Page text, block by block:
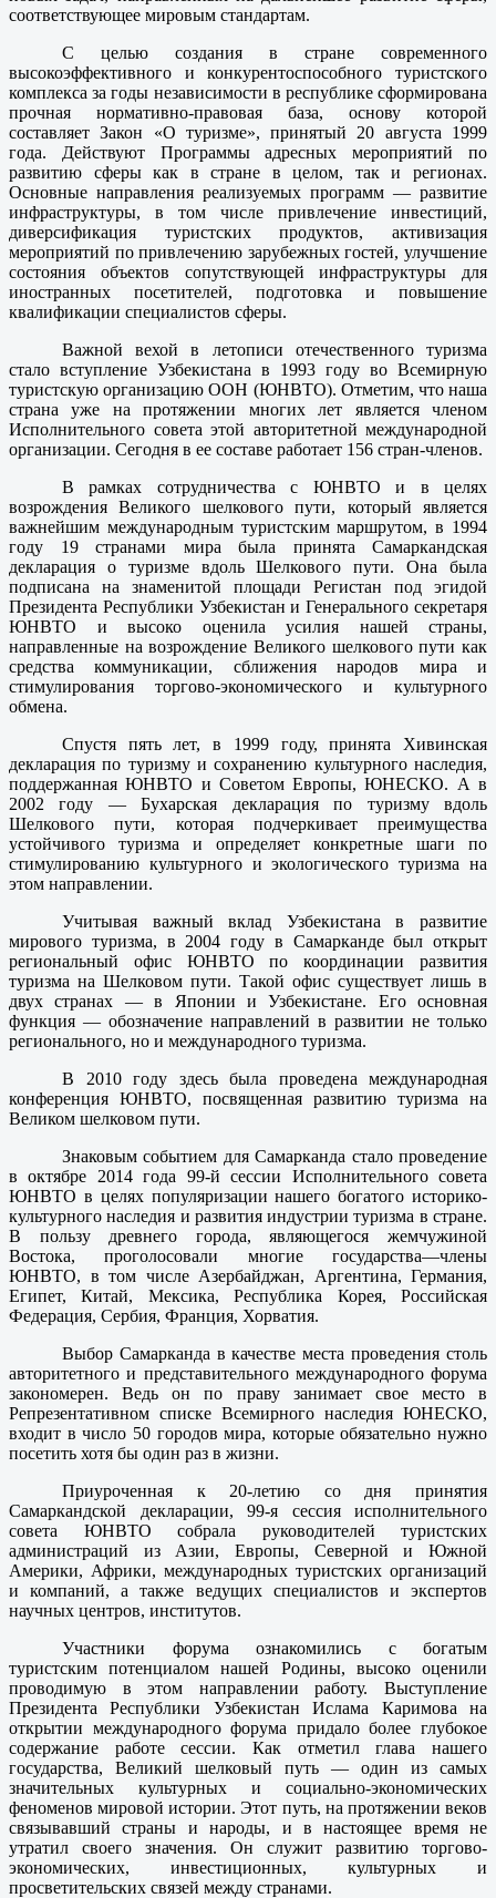
соответствующее мировым стандартам.
С целью создания в стране современного
высокоэффективного и конкурентоспособного туристского
комплекса за годы независимости в республике сформирована
прочная нормативно-правовая база, основу которой
составляет Закон «О туризме», принятый 20 августа 1999
года. Действуют Программы адресных мероприятий по
развитию сферы как в стране в целом, так и регионах.
Основные направления реализуемых программ — развитие
инфраструктуры, в том числе привлечение инвестиций,
диверсификация туристских продуктов, активизация
мероприятий по привлечению зарубежных гостей, улучшение
состояния объектов сопутствующей инфраструктуры для
иностранных посетителей, подготовка и повышение
квалификации специалистов сферы.
Важной вехой в летописи отечественного туризма
стало вступление Узбекистана в 1993 году во Всемирную
туристскую организацию ООН (ЮНВТО). Отметим, что наша
страна уже на протяжении многих лет является членом
Исполнительного совета этой авторитетной международной
организации. Сегодня в ее составе работает 156 стран-членов.
В рамках сотрудничества с ЮНВТО и в целях
возрождения Великого шелкового пути, который является
важнейшим международным туристским маршрутом, в 1994
году 19 странами мира была принята Самаркандская
декларация о туризме вдоль Шелкового пути. Она была
подписана на знаменитой площади Регистан под эгидой
Президента Республики Узбекистан и Генерального секретаря
ЮНВТО и высоко оценила усилия нашей страны,
направленные на возрождение Великого шелкового пути как
средства коммуникации, сближения народов мира и
стимулирования торгово-экономического и культурного
обмена.
Спустя пять лет, в 1999 году, принята Хивинская
декларация по туризму и сохранению культурного наследия,
поддержанная ЮНВТО и Советом Европы, ЮНЕСКО. А в
2002 году — Бухарская декларация по туризму вдоль
Шелкового пути, которая подчеркивает преимущества
устойчивого туризма и определяет конкретные шаги по
стимулированию культурного и экологического туризма на
этом направлении.
Учитывая важный вклад Узбекистана в развитие
мирового туризма, в 2004 году в Самарканде был открыт
региональный офис ЮНВТО по координации развития
туризма на Шелковом пути. Такой офис существует лишь в
двух странах — в Японии и Узбекистане. Его основная
функция — обозначение направлений в развитии не только
регионального, но и международного туризма.
В 2010 году здесь была проведена международная
конференция ЮНВТО, посвященная развитию туризма на
Великом шелковом пути.
Знаковым событием для Самарканда стало проведение
в октябре 2014 года 99-й сессии Исполнительного совета
ЮНВТО в целях популяризации нашего богатого историко-
культурного наследия и развития индустрии туризма в стране.
В пользу древнего города, являющегося жемчужиной
Востока, проголосовали многие государства—члены
ЮНВТО, в том числе Азербайджан, Аргентина, Германия,
Египет, Китай, Мексика, Республика Корея, Российская
Федерация, Сербия, Франция, Хорватия.
Выбор Самарканда в качестве места проведения столь
авторитетного и представительного международного форума
закономерен. Ведь он по праву занимает свое место в
Репрезентативном списке Всемирного наследия ЮНЕСКО,
входит в число 50 городов мира, которые обязательно нужно
посетить хотя бы один раз в жизни.
Приуроченная к 20-летию со дня принятия
Самаркандской декларации, 99-я сессия исполнительного
совета ЮНВТО собрала руководителей туристских
администраций из Азии, Европы, Северной и Южной
Америки, Африки, международных туристских организаций
и компаний, а также ведущих специалистов и экспертов
научных центров, институтов.
Участники форума ознакомились с богатым
туристским потенциалом нашей Родины, высоко оценили
проводимую в этом направлении работу. Выступление
Президента Республики Узбекистан Ислама Каримова на
открытии международного форума придало более глубокое
содержание работе сессии. Как отметил глава нашего
государства, Великий шелковый путь — один из самых
значительных культурных и социально-экономических
феноменов мировой истории. Этот путь, на протяжении веков
связывавший страны и народы, и в настоящее время не
утратил своего значения. Он служит развитию торгово-
экономических, инвестиционных, культурных и
просветительских связей между странами.